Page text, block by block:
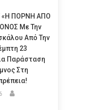
ΠΟΡΝΗ ΑΠΟ
Με Την
Από Την
23
Παράσταση
Στη